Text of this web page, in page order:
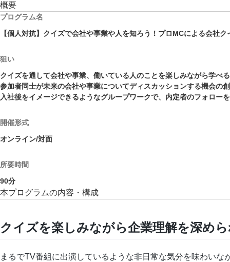
概要
プログラム名
【個人対抗】クイズで会社や事業や人を知ろう！プロMCによる会社ク
狙い
クイズを通して会社や事業、働いている人のことを楽しみながら学べ
参加者同士が未来の会社や事業についてディスカッションする機会の
入社後をイメージできるようなグループワークで、内定者のフォロー
開催形式
オンライン/対面
所要時間
90分
本プログラムの内容・構成
クイズを楽しみながら企業理解を深め
まるでTV番組に出演しているような非日常な気分を味わいな